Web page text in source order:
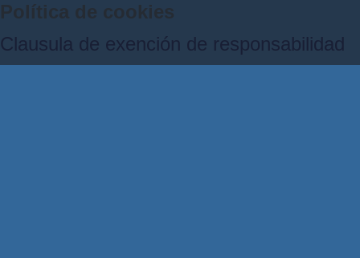
Política de cookies
Clausula de exención de responsabilidad